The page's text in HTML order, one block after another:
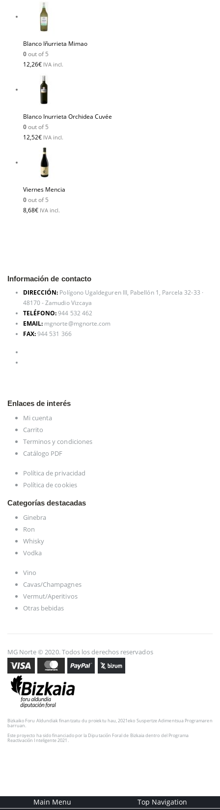
Blanco Iñurrieta Mimao
0out of 5
12,26€ IVA incl.
Blanco Inurrieta Orchidea Cuvée
0out of 5
12,52€ IVA incl.
Viernes Mencia
0out of 5
8,68€ IVA incl.
Información de contacto
DIRECCIÓN: Polígono Ugaldeguren III, Pabellón 1, Parcela 32-33 ·
48170 - Zamudio Vizcaya
TELÉFONO:944 532 462
EMAIL: mgnorte@mgnorte.com
FAX:944 531 366
Enlaces de interés
Mi cuenta
Carrito
Terminos y condiciones
Catálogo PDF
Política de privacidad
Política de cookies
Categorías destacadas
Ginebra
Ron
Whisky
Vodka
Vino
Cavas/Champagnes
Vermut/Aperitivos
Otras bebidas
MG Norte © 2020. Todos los derechos reservados
Bizkaiko Foru Aldundiak finantzatu du proiektu hau, 2021eko Suspertze Adimentsua Programaren
barruan.
Este proyecto ha sido financiado por la Diputación Foral de Bizkaia dentro del Programa
Reactivación Inteligente 2021.
Main Menu
Top Navigation